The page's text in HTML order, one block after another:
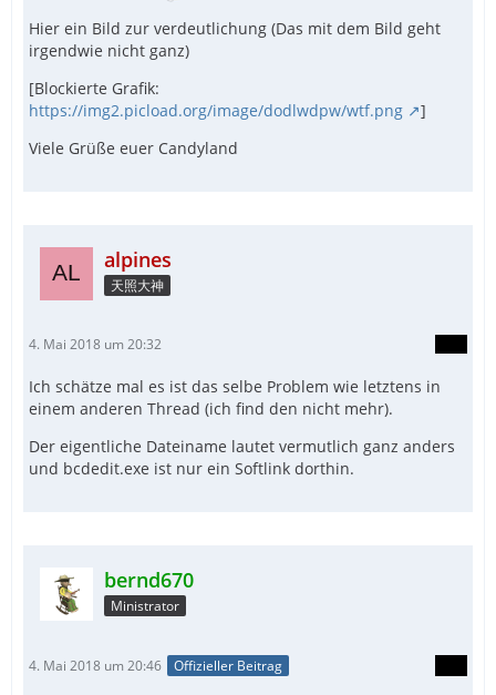
Hier ein Bild zur verdeutlichung (Das mit dem Bild geht
irgendwie nicht ganz)
[Blockierte Grafik:
https://img2.picload.org/image/dodlwdpw/wtf.png
]
Viele Grüße euer Candyland
alpines
天照大神
4. Mai 2018 um 20:32
Ich schätze mal es ist das selbe Problem wie letztens in
einem anderen Thread (ich find den nicht mehr).
Der eigentliche Dateiname lautet vermutlich ganz anders
und bcdedit.exe ist nur ein Softlink dorthin.
bernd670
Ministrator
4. Mai 2018 um 20:46 Offizieller Beitrag